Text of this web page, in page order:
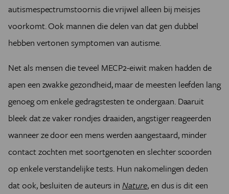
autismespectrumstoornis die vrijwel alleen bij meisjes
voorkomt. Ook mannen die delen van dat gen dubbel
hebben vertonen symptomen van autisme.
Net als mensen die teveel MECP2-eiwit maken hadden de
apen een zwakke gezondheid, maar de meesten leefden lang
genoeg om enkele gedragstesten te ondergaan. Daaruit
bleek dat ze vaker rondjes draaiden, angstiger reageerden
wanneer ze door een mens werden aangestaard, minder
contact zochten met soortgenoten en slechter scoorden
op enkele verstandelijke tests. Hun nakomelingen deden
dat ook, besluiten de auteurs inNature, en dus is dit een